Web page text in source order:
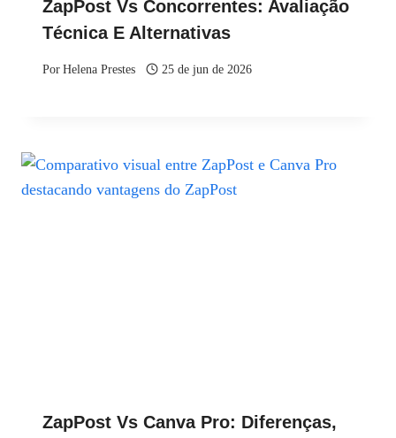
ZapPost Vs Concorrentes: Avaliação
Técnica E Alternativas
PorHelena Prestes 25 de jun de 2026
ZapPost Vs Canva Pro: Diferenças,